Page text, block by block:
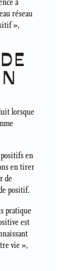
à
réseau
»,
lorsque
en
en tirer
de
positif.
pratique
est
vie »,